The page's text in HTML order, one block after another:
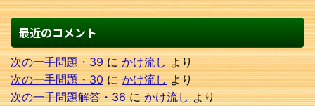
最近のコメント
次の一手問題・39にかけ流しより
次の一手問題・30にかけ流しより
次の一手問題解答・36にかけ流しより